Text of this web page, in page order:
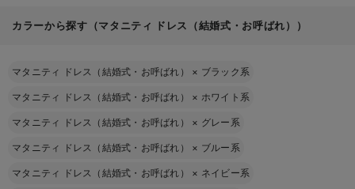
カラーから探す（マタニティ ドレス（結婚式・お呼ばれ））
マタニティ ドレス（結婚式・お呼ばれ） × ブラック系
マタニティ ドレス（結婚式・お呼ばれ） × ホワイト系
マタニティ ドレス（結婚式・お呼ばれ） × グレー系
マタニティ ドレス（結婚式・お呼ばれ） × ブルー系
マタニティ ドレス（結婚式・お呼ばれ） × ネイビー系